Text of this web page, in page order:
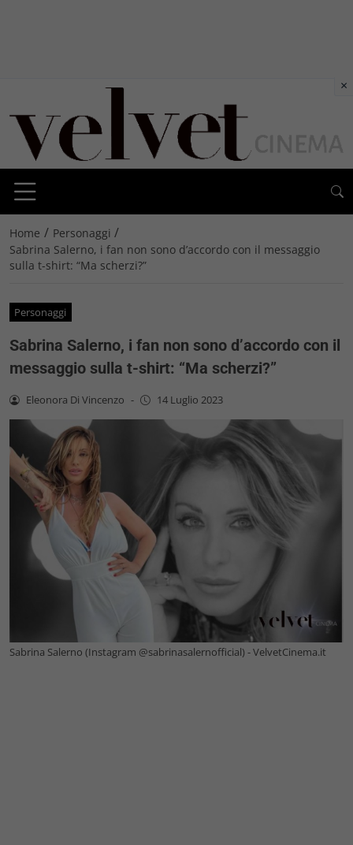
Home / Personaggi /
Sabrina Salerno, i fan non sono d’accordo con il messaggio
sulla t-shirt: “Ma scherzi?”
Personaggi
Sabrina Salerno, i fan non sono d’accordo con il
messaggio sulla t-shirt: “Ma scherzi?”
Eleonora Di Vincenzo - 14 Luglio 2023
Sabrina Salerno (Instagram @sabrinasalernofficial) - VelvetCinema.it
×